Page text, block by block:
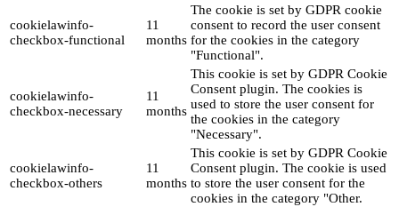
cookielawinfo-
checkbox-functional
11
months
The cookie is set by GDPR cookie
consent to record the user consent
for the cookies in the category
"Functional".
cookielawinfo-
checkbox-necessary
11
months
This cookie is set by GDPR Cookie
Consent plugin. The cookies is
used to store the user consent for
the cookies in the category
"Necessary".
cookielawinfo-
checkbox-others
11
months
This cookie is set by GDPR Cookie
Consent plugin. The cookie is used
to store the user consent for the
cookies in the category "Other.